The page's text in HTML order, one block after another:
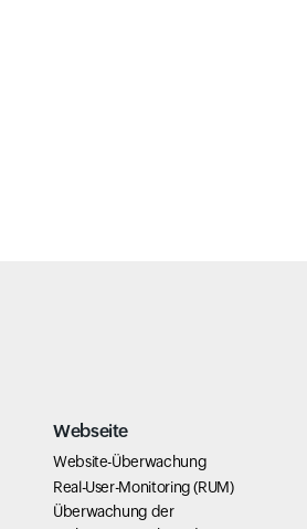
Webseite
Website-Überwachung
Real-User-Monitoring (RUM)
Überwachung der